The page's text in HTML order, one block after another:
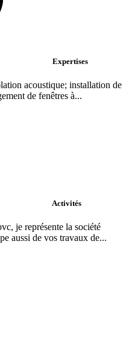
Expertises
acoustique; installation de
de fenêtres à...
Activités
je représente la société
aussi de vos travaux de...